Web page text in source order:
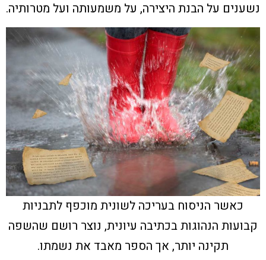
נשענים על הבנת היצירה, על משמעותה ועל מטרותיה.
כאשר הניסוח בעריכה לשונית מוכפף לתבניות
קבועות הנהוגות בכתיבה עיונית, נוצר רושם שהשפה
תקינה יותר, אך הספר מאבד את נשמתו.